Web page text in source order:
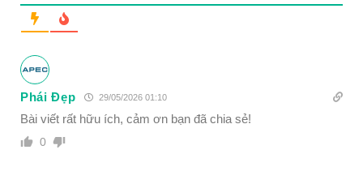
Phái Đẹp 29/05/2026 01:10
Bài viết rất hữu ích, cảm ơn bạn đã chia sẻ!
0